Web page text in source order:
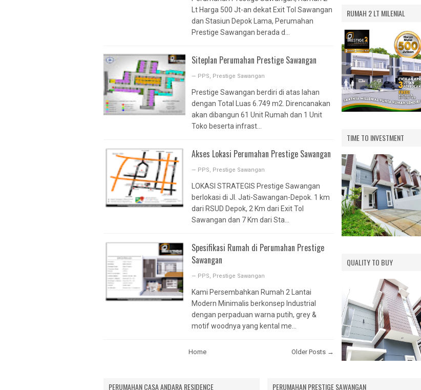
CABE
VILAMAS SERPONG
GRAND VILAMAS
PONDOK CABE EXT.
GRAND VILAMAS
CINERE
RUKI SUDIMARA
VILAMAS SUDIMARA
CASA BELLEVUE
CASA DJAYA
DE TERRACE CINERE
VILAMAS BELLEVUE
DE EIGHT
VILAMAS JATIWARNA 1
VILA PAMULANG MAS
NEW HOUSE
2ND HOUSE
VILAMAS BELLEVUE
PAMULANG
Lt Harga 500 Jt-an dekat Exit Tol Sawangan
dan Stasiun Depok Lama, Perumahan
Prestige Sawangan berada d...
Siteplan Perumahan Prestige Sawangan
— PPS, Prestige Sawangan
Prestige Sawangan berdiri di atas lahan
dengan Total Luas 6.749 m2. Direncanakan
akan dibangun 61 Unit Rumah dan 1 Unit
Toko beserta infrast...
Akses Lokasi Perumahan Prestige Sawangan
— PPS, Prestige Sawangan
LOKASI STRATEGIS Prestige Sawangan
berlokasi di Jl. Jati-Sawangan-Depok. 1 km
dari RSUD Depok, 2 Km dari Exit Tol
Sawangan dan 7 Km dari Sta...
Spesifikasi Rumah di Perumahan Prestige
Sawangan
— PPS, Prestige Sawangan
Kami Persembahkan Rumah 2 Lantai
Modern Minimalis berkonsep Industrial
dengan perpaduan warna putih, grey &
motif woodnya yang kental me...
Older Posts →
Home
RUMAH 2 LT MILENIAL
TIME TO INVESTMENT
QUALITY TO BUY
PERUMAHAN CASA ANDARA RESIDENCE PERUMAHAN PRESTIGE SAWANGAN